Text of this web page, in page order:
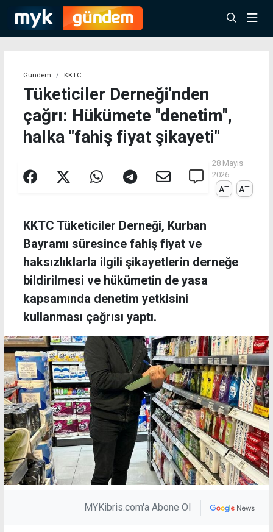
Gündem KKTC
Tüketiciler Derneği'nden
çağrı: Hükümete "denetim",
halka "fahiş fiyat şikayeti"
28 Mayıs
2026
A
A
KKTC Tüketiciler Derneği, Kurban
Bayramı süresince fahiş fiyat ve
haksızlıklarla ilgili şikayetlerin derneğe
bildirilmesi ve hükümetin de yasa
kapsamında denetim yetkisini
kullanması çağrısı yaptı.
MYKibris.com'a Abone Ol